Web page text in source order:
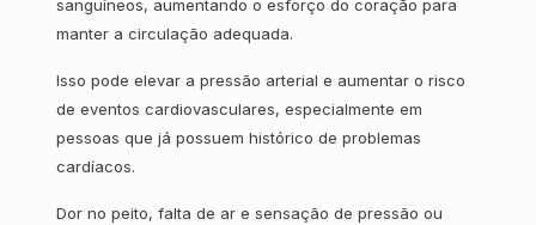
sanguíneos, aumentando o esforço do coração para
manter a circulação adequada.
Isso pode elevar a pressão arterial e aumentar o risco
de eventos cardiovasculares, especialmente em
pessoas que já possuem histórico de problemas
cardíacos.
Dor no peito, falta de ar e sensação de pressão ou